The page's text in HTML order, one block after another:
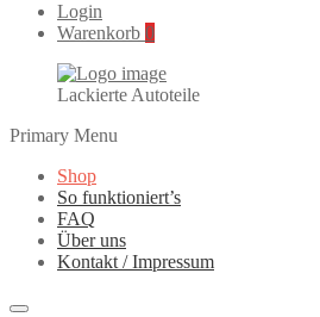
Login
Warenkorb 0
Lackierte Autoteile
Primary Menu
Shop
So funktioniert’s
FAQ
Über uns
Kontakt / Impressum